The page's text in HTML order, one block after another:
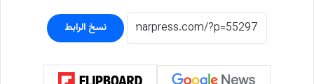
نسخ الرابط